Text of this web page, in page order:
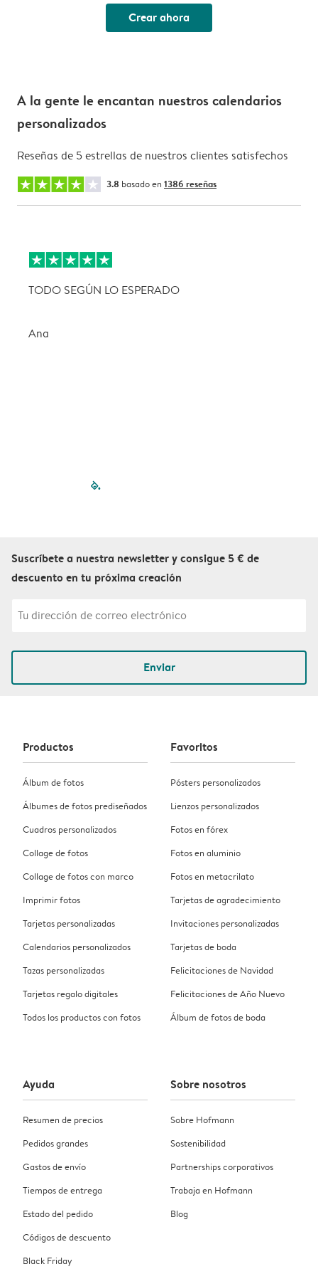
Crear ahora
A la gente le encantan nuestros calendarios
personalizados
Reseñas de 5 estrellas de nuestros clientes satisfechos
3.8 basado en 1386 reseñas
TODO SEGÚN LO ESPERADO
Ana
filled-pagination
Suscríbete a nuestra newsletter y consigue 5 € de
descuento en tu próxima creación
Enviar
Productos
Álbum de fotos
Álbumes de fotos prediseñados
Cuadros personalizados
Collage de fotos
Collage de fotos con marco
Imprimir fotos
Tarjetas personalizadas
Calendarios personalizados
Tazas personalizadas
Tarjetas regalo digitales
Todos los productos con fotos
Favoritos
Pósters personalizados
Lienzos personalizados
Fotos en fórex
Fotos en aluminio
Fotos en metacrilato
Tarjetas de agradecimiento
Invitaciones personalizadas
Tarjetas de boda
Felicitaciones de Navidad
Felicitaciones de Año Nuevo
Álbum de fotos de boda
Ayuda
Resumen de precios
Pedidos grandes
Gastos de envío
Tiempos de entrega
Estado del pedido
Códigos de descuento
Black Friday
Sobre nosotros
Sobre Hofmann
Sostenibilidad
Partnerships corporativos
Trabaja en Hofmann
Blog